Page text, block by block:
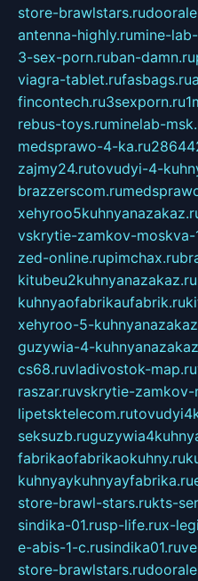
store-brawlstars.ru
antenna-highly.rumine-
3-sex-porn.ruban-damn.ru
viagra-tablet.rufasbags.ru
fincontech.ru3sexporn.ru
rebus-toys.ruminelab-
medsprawo-4-ka.ru
zajmy24.rutovudyi-4-
brazzerscom.ru
vskrytie-zamkov-moskva-
zed-online.rupimchax.ru
kitubeu2kuhnyanazakaz.ru
kuhnyaofabrikaufabrik.ru
xehyroo-5-
guzywia-4-
cs68.ruvladivostok-map.ru
raszar.ruvskrytie-zamkov-
lipetsktelecom.ru
seksuzb.ru
fabrikaofabrikaokuhny.ru
kuhnyaykuhnyayfabrika.ru
store-brawl-stars.rukts-
sindika-01.rusp-life.rux-
e-abis-1-c.rusindika01.ru
store-brawlstars.ru